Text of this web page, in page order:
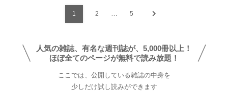
後から読む
1 2 … 5
人気の雑誌、有名な週刊誌が、5,000冊以上！
ほぼ全てのページが無料で読み放題！
ここでは、公開している雑誌の中身を
少しだけ試し読みができます